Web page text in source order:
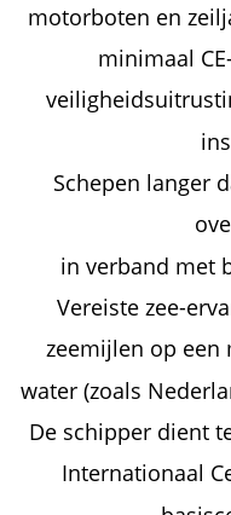
motorboten en
minimaal
Schepen langer
in verband met
Vereiste zee-
zeemijlen op
water (zoals
De schipper dient
Internationaal